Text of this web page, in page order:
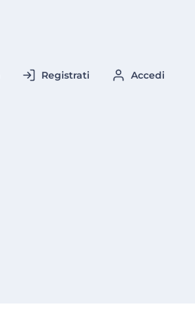
Registrati Accedi